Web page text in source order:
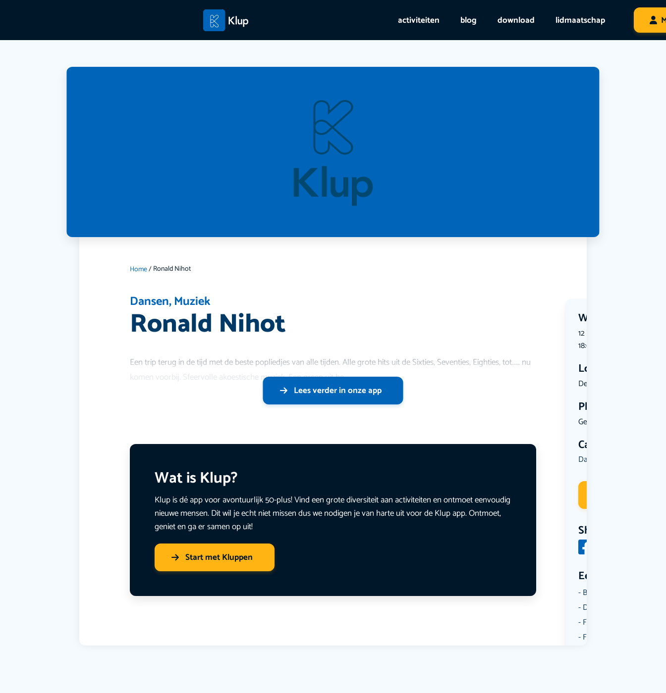
activiteiten blog download lidmaatschap
Home/Ronald Nihot
Dansen,Muziek
Ronald Nihot Wanneer?
12 July 2026 | 16:00 tot 12
18:00
Locatie
De Millyst...
Plekken
Geen limiet
Categorie
Dansen
Share
Een aantal
Borrelen
Dansen
Fietsen
Film
Een trip terug in de tijd met de beste popliedjes van alle tijden. Alle grote hits uit de Sixties, Seventies, Eighties, tot…… nu
komen voorbij. Sfeervolle akoestische muziek. Een greep uit he
Lees verder in onze app
Wat is Klup?
Klup is dé app voor avontuurlijk 50-plus! Vind een grote diversiteit aan activiteiten en ontmoet eenvoudig
nieuwe mensen. Dit wil je echt niet missen dus we nodigen je van harte uit voor de Klup app. Ontmoet,
geniet en ga er samen op uit!
Start met Kluppen